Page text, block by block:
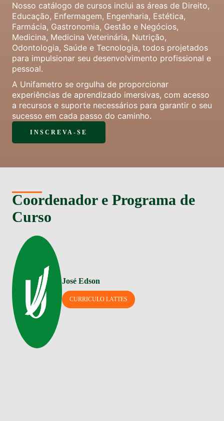
Nosso catálogo de cursos inclui as áreas de Direito,
Educação, Enfermagem, Engenharia, Estética,
Farmácia, Gastronomia, Gestão e Negócios,
Medicina, Medicina Veterinária, Nutrição,
Odontologia, Saúde e Tecnologia, todos projetados
para impulsionar seu desenvolvimento profissional e
pessoal.
A Unifametro se orgulha de proporcionar
experiências de aprendizado imersivas, com acesso
a recursos e suporte necessários para garantir o seu
sucesso em cada passo do caminho.
INSCREVA-SE
Coordenador e Programa de
Curso
José Edson
CURRICULO LATTES